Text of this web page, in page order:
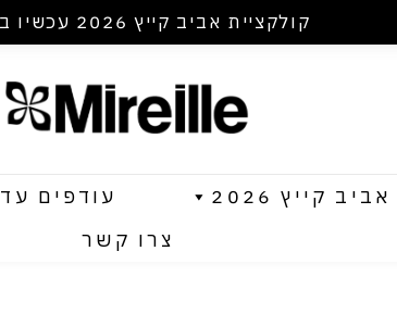
קולקציית אביב קייץ 2026 עכשיו בחנות!
קייץ 2026 עודפים עד 60%
צרו קשר